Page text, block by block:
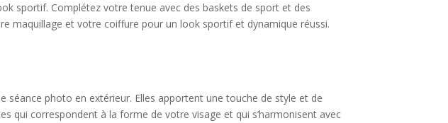
sportif. Complétez votre tenue avec des baskets de sport et des
maquillage et votre coiffure pour un look sportif et dynamique réussi.
photo en extérieur. Elles apportent une touche de style et de
qui correspondent à la forme de votre visage et qui s’harmonisent avec